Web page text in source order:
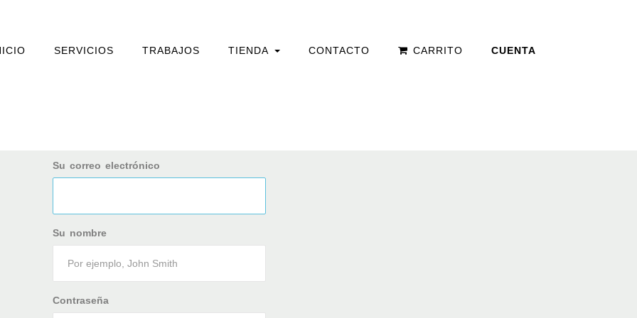
SERVICIOS TRABAJOS TIENDA CONTACTO CARRITO CUENTA
Su correo electrónico
Su nombre
Contraseña